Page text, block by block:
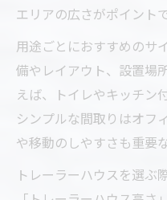
エリアの広さがポイントで
用途ごとにおすすめのサ
備やレイアウト、設置場
えば、トイレやキッチン
シンプルな間取りはオフ
や移動のしやすさも重要
トレーラーハウスを選ぶ